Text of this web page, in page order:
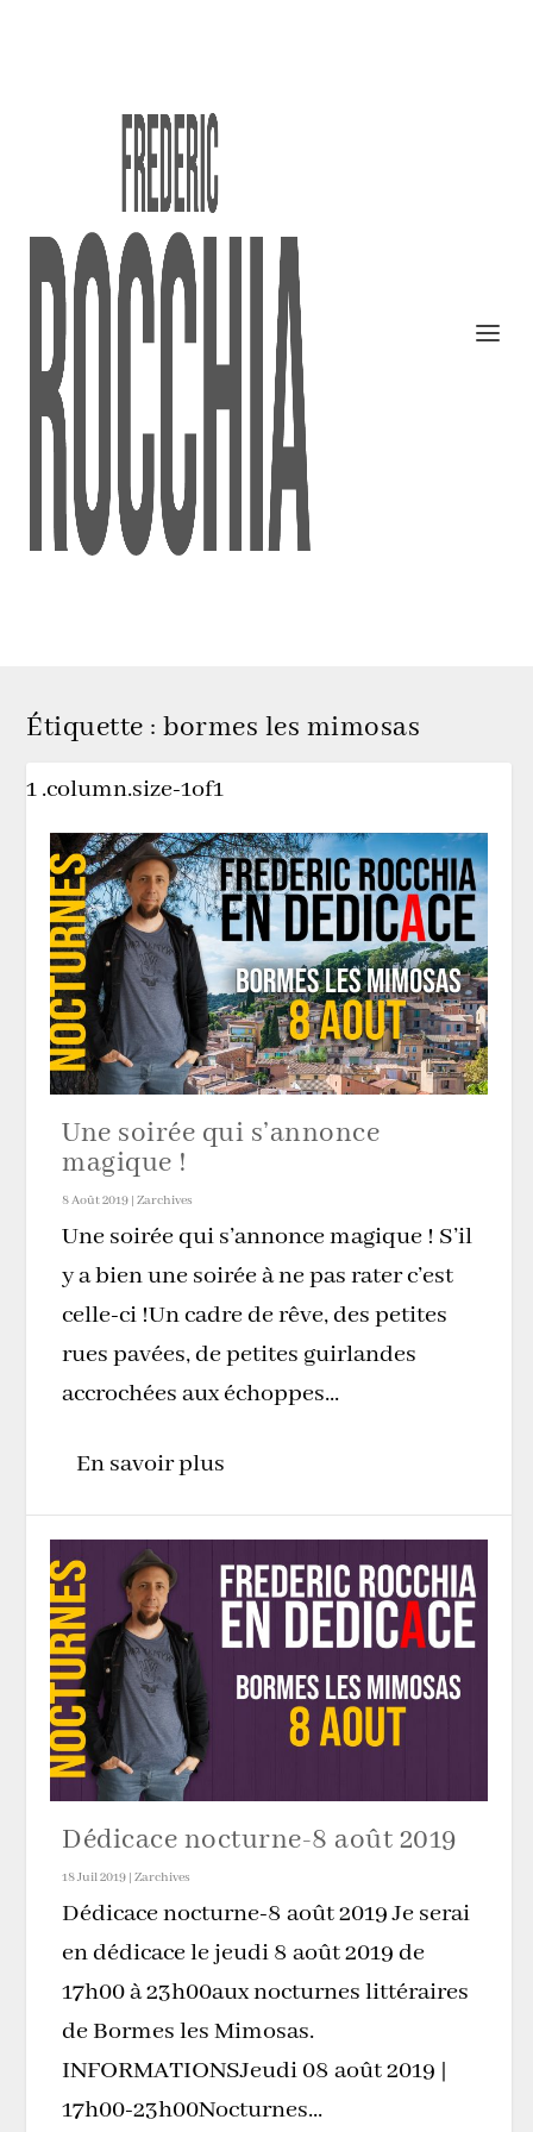
Étiquette :bormes les mimosas
Une soirée qui s’annonce
magique !
8 Août 2019 |Zarchives
Une soirée qui s’annonce magique ! S’il
y a bien une soirée à ne pas rater c’est
celle-ci !Un cadre de rêve, des petites
rues pavées, de petites guirlandes
accrochées aux échoppes...
En savoir plus
Dédicace nocturne-8 août 2019
18 Juil 2019 |Zarchives
Dédicace nocturne-8 août 2019 Je serai
en dédicace le jeudi 8 août 2019 de
17h00 à 23h00aux nocturnes littéraires
de Bormes les Mimosas.
INFORMATIONSJeudi 08 août 2019 |
17h00-23h00Nocturnes...